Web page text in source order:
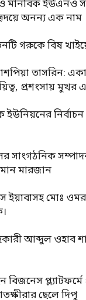
ও মানবিক ইউএনও
অনন্য এক নাম
গরুকে বিষ
তাসরিন:
প্রশংসায় মুখর
ইউনিয়নের
সাংগঠনিক
মারজান
ইয়াবাসহ মোঃ
আব্দুল ওহাব
প্ল্যাটফর্মে
ছেলে দিপু